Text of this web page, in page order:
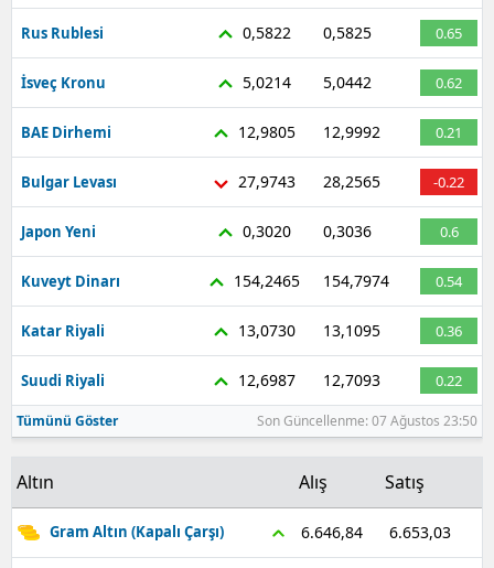
Rus Rublesi 0,5822 0,5825 0.65
İsveç Kronu 5,0214 5,0442 0.62
BAE Dirhemi 12,9805 12,9992 0.21
Bulgar Levası 27,9743 28,2565 -0.22
Japon Yeni 0,3020 0,3036 0.6
Kuveyt Dinarı 154,2465 154,7974 0.54
Katar Riyali 13,0730 13,1095 0.36
Suudi Riyali 12,6987 12,7093 0.22
Tümünü Göster Son Güncellenme: 07 Ağustos 23:50
Altın Alış Satış
Gram Altın (Kapalı Çarşı) 6.646,84 6.653,03